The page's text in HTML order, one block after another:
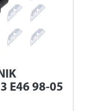
E46 98-05